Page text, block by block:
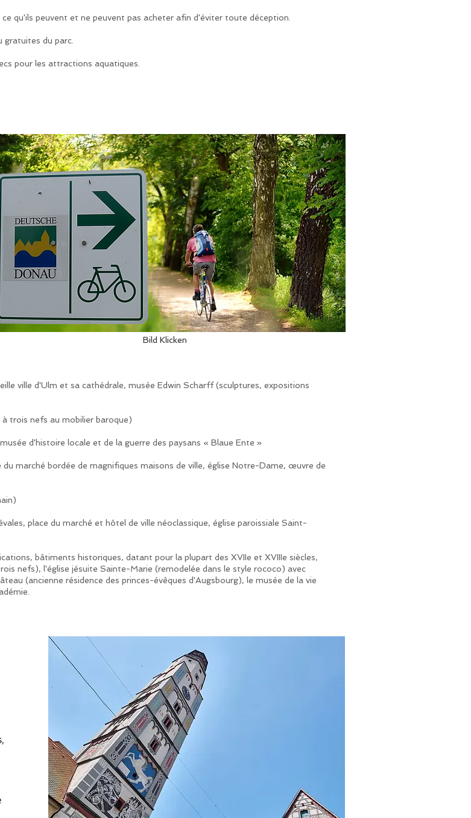
qu'ils peuvent et ne peuvent pas acheter afin d'éviter toute déception.
du parc.
pour les attractions aquatiques.
Bild Klicken
ville d'Ulm et sa cathédrale, musée Edwin Scharff (sculptures, expositions
trois nefs au mobilier baroque)
d'histoire locale et de la guerre des paysans « Blaue Ente »
marché bordée de magnifiques maisons de ville, église Notre-Dame, œuvre de
place du marché et hôtel de ville néoclassique, église paroissiale Saint-
bâtiments historiques, datant pour la plupart des XVIIe et XVIIIe siècles,
nefs), l'église jésuite Sainte-Marie (remodelée dans le style rococo) avec
(ancienne résidence des princes-évêques d'Augsbourg), le musée de la vie